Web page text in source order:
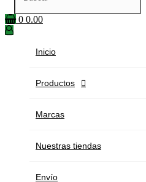
0 0.00
Inicio
Productos 
Marcas
Nuestras tiendas
Envío